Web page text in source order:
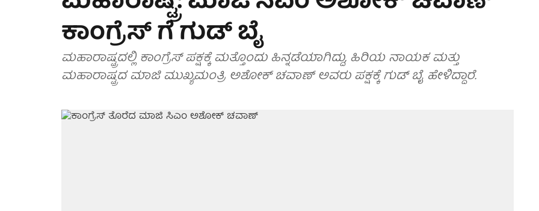
ಕಾಂಗ್ರೆಸ್ ಗೆ ಗುಡ್ ಬೈ
ಮಹಾರಾಷ್ಟ್ರದಲ್ಲಿ ಕಾಂಗ್ರೆಸ್ ಪಕ್ಷಕ್ಕೆ ಮತ್ತೊಂದು ಹಿನ್ನಡೆಯಾಗಿದ್ದು, ಹಿರಿಯ ನಾಯಕ ಮತ್ತು
ಮಹಾರಾಷ್ಟ್ರದ ಮಾಜಿ ಮುಖ್ಯಮಂತ್ರಿ ಅಶೋಕ್ ಚವಾಣ್ ಅವರು ಪಕ್ಷಕ್ಕೆ ಗುಡ್ ಬೈ ಹೇಳಿದ್ದಾರೆ.